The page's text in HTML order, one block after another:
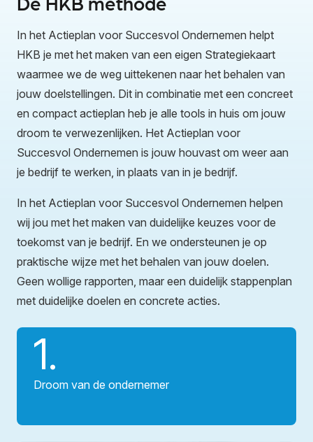
In het Actieplan voor Succesvol Ondernemen helpt
HKB je met het maken van een eigen Strategiekaart
waarmee we de weg uittekenen naar het behalen van
jouw doelstellingen. Dit in combinatie met een concreet
en compact actieplan heb je alle tools in huis om jouw
droom te verwezenlijken. Het Actieplan voor
Succesvol Ondernemen is jouw houvast om weer aan
je bedrijf te werken, in plaats van in je bedrijf.
In het Actieplan voor Succesvol Ondernemen helpen
wij jou met het maken van duidelijke keuzes voor de
toekomst van je bedrijf. En we ondersteunen je op
praktische wijze met het behalen van jouw doelen.
Geen wollige rapporten, maar een duidelijk stappenplan
met duidelijke doelen en concrete acties.
1.
Droom van de ondernemer